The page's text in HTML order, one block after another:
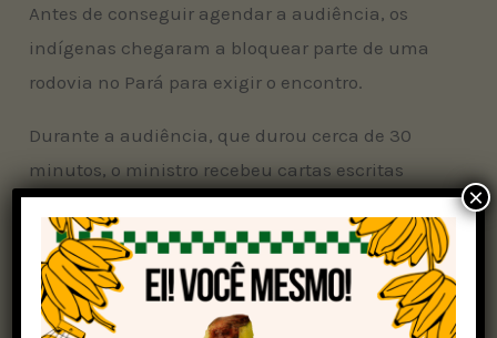
Antes de conseguir agendar a audiência, os
indígenas chegaram a bloquear parte de uma
rodovia no Pará para exigir o encontro.
Durante a audiência, que durou cerca de 30
minutos, o ministro recebeu cartas escritas
pelos indígenas para relatar agressões e
ameaças recebidas em seu território e durante a
manifestação realizada na rodovia.
Sobre a conciliação do marco temporal, Gilmar
×